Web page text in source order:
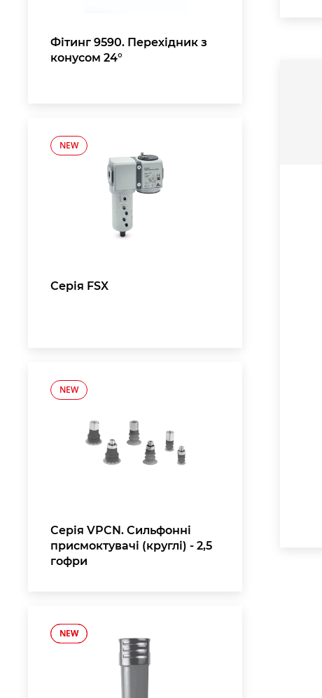
Фітинг 9590. Перехідник з
конусом 24°
NEW
Серія FSX
NEW
Серія VPCN. Сильфонні
присмоктувачі (круглі) - 2,5
гофри
NEW
NEW